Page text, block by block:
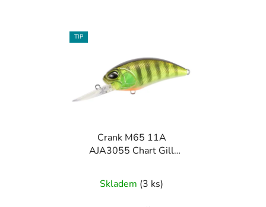
TIP
Crank M65 11A
AJA3055 Chart Gill
Skladem (3 ks)